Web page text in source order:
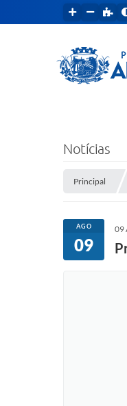
Notícias
Principal
AGO
09
09